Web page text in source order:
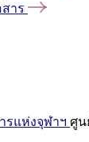
าร
รแห่งจุฬาฯ ศูน